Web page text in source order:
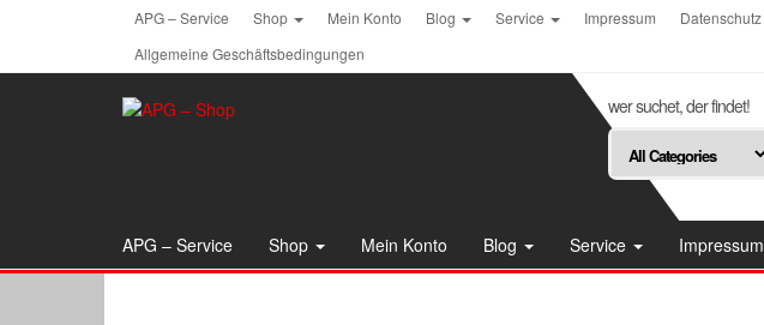
APG – Service Shop Mein Konto Blog Service Impressum
Datenschutz
Allgemeine Geschäftsbedingungen
wer suchet, der findet!
APG – Service Shop Mein Konto Blog Service Impressum